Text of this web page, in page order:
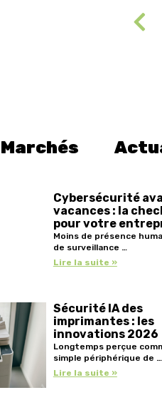
Cybersécurité
vacances : la
pour votre
Moins de présence
de surveillance …
Lire la suite »
Sécurité IA des
imprimantes : les
innovations 2026
Longtemps perçue
simple périphérique de …
Lire la suite »